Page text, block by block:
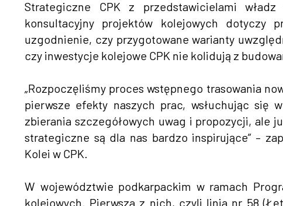
Strategiczne CPK z przedstawicielami
konsultacyjny projektów kolejowych dotyczy
uzgodnienie, czy przygotowane warianty
czy inwestycje kolejowe CPK nie kolidują z
„Rozpoczęliśmy proces wstępnego trasowania
pierwsze efekty naszych prac, wsłuchując się
zbierania szczegółowych uwag i propozycji, ale
strategiczne są dla nas bardzo inspirujące” –
Kolei w CPK.
W województwie podkarpackim w ramach
kolejowych. Pierwsza z nich, czyli linia nr 58